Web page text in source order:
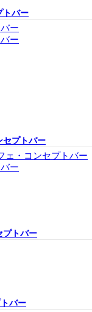
トバー
ー
ー
セプトバー
ェ・コンセプトバー
ー
プトバー
バー